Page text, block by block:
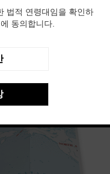
등록
법적 연령대임을 확인하
동의합니다.